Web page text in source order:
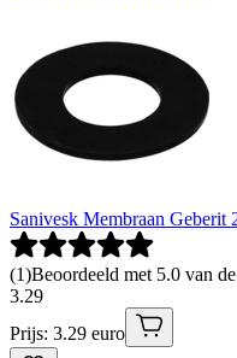
Sanivesk Membraan Geberit
(1)Beoordeeld met 5.0 van
3.29
Prijs: 3.29 euro